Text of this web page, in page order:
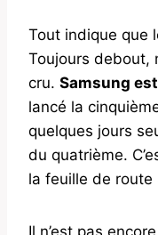
Tout indique que
Toujours debout,
cru. Samsung
lancé la
quelques jours
du quatrième.
la feuille de route
Il n’est pas